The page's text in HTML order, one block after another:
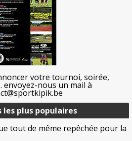
votre tournoi, soirée,
envoyez-nous un mail à
les plus populaires
tout de même repêchée pour la